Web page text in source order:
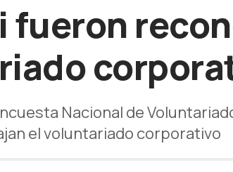
fueron
Nacional de
el voluntariado corporativo